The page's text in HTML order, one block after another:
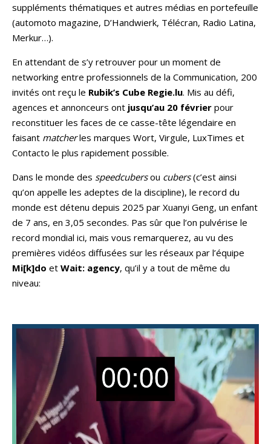
suppléments thématiques et autres médias en portefeuille
(automoto magazine, D’Handwierk, Télécran, Radio Latina,
Merkur…).
En attendant de s’y retrouver pour un moment de
networking entre professionnels de la Communication, 200
invités ont reçu le Rubik’s Cube Regie.lu. Mis au défi,
agences et annonceurs ont jusqu’au 20 février pour
reconstituer les faces de ce casse-tête légendaire en
faisant matcherles marques Wort, Virgule, LuxTimes et
Contacto le plus rapidement possible.
Dans le monde des speedcubersou cubers(c’est ainsi
qu’on appelle les adeptes de la discipline), le record du
monde est détenu depuis 2025 par Xuanyi Geng, un enfant
de 7 ans, en 3,05 secondes. Pas sûr que l’on pulvérise le
record mondial ici, mais vous remarquerez, au vu des
premières vidéos diffusées sur les réseaux par l’équipe
Mi[k]do et Wait: agency, qu’il y a tout de même du
niveau: